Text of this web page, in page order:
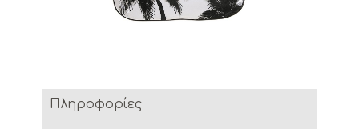
Πληροφορίες